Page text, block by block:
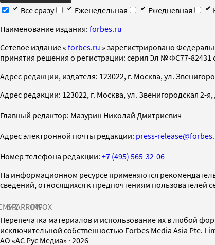
Все сразу
Еженедельная Ежедневная
Наименование издания: forbes.ru
Cетевое издание « forbes.ru » зарегистрировано
принятия решения о регистрации: серия Эл № ФС77-82431
Адрес редакции, издателя: 123022, г. Москва, ул.
Адрес редакции: 123022, г. Москва, ул. Звенигородская 2-я,
Главный редактор: Мазурин Николай Дмитриевич
Адрес электронной почты редакции: press-
Номер телефона редакции: +7 (495) 565-32-06
На информационном ресурсе применяются
сведений, относящихся к предпочтениям пользователей
SPARROWINFOX
Перепечатка материалов и использование их в любой
исключительной собственностью Forbes Media Asia Pte.
AO «АС Рус Медиа» · 2026